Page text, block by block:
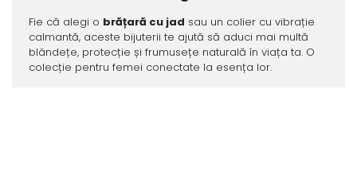
Fie că alegi o brățară cu jad sau un colier cu vibrație
calmantă, aceste bijuterii te ajută să aduci mai multă
blândețe, protecție și frumusețe naturală în viața ta. O
colecție pentru femei conectate la esența lor.